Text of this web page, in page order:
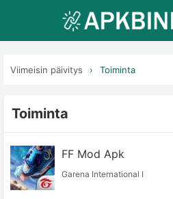
Viimeisin päivitys Toiminta
Toiminta
FF Mod Apk
Garena International I